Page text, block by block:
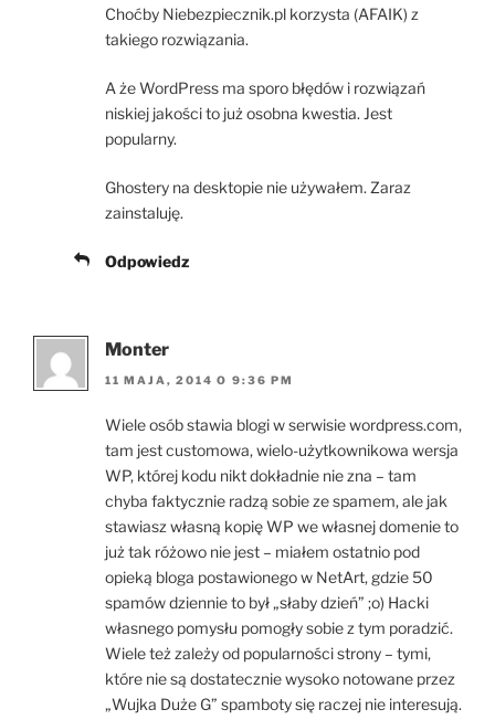
Choćby Niebezpiecznik.pl korzysta (AFAIK) z
takiego rozwiązania.
A że WordPress ma sporo błędów i rozwiązań
niskiej jakości to już osobna kwestia. Jest
popularny.
Ghostery na desktopie nie używałem. Zaraz
zainstaluję.
Odpowiedz
Monter
11 MAJA, 2014 O 9:36 PM
Wiele osób stawia blogi w serwisie wordpress.com,
tam jest customowa, wielo-użytkownikowa wersja
WP, której kodu nikt dokładnie nie zna – tam
chyba faktycznie radzą sobie ze spamem, ale jak
stawiasz własną kopię WP we własnej domenie to
już tak różowo nie jest – miałem ostatnio pod
opieką bloga postawionego w NetArt, gdzie 50
spamów dziennie to był „słaby dzień” ;o) Hacki
własnego pomysłu pomogły sobie z tym poradzić.
Wiele też zależy od popularności strony – tymi,
które nie są dostatecznie wysoko notowane przez
„Wujka Duże G” spamboty się raczej nie interesują.